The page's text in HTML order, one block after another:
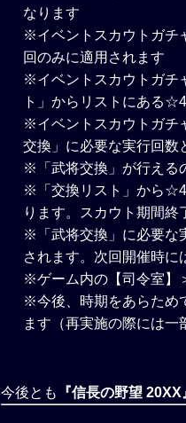
なります
※イベントスカウトガチ
回のみに適用されます
※イベントスカウトガチ
ト」からリストにある
※イベントスカウトガチ
交換」に必要な実行回数
※「武将交換」が行える
※「交換リスト」から☆4
ります。スカウト期間
※「武将交換」に必要な
されます。次回開催時に
※ゲーム内の【司令室】
※今後、時期をあらため
ます（再実施の際には一
今後とも 『信長の野望 20XX